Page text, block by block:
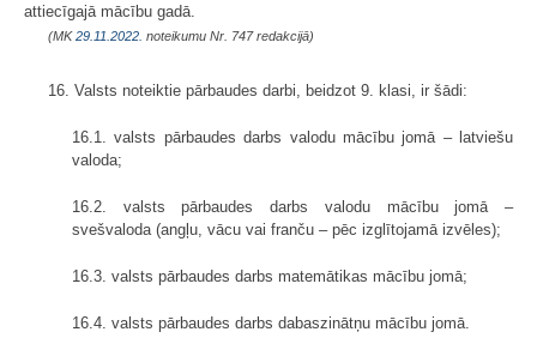
attiecīgajā mācību gadā.
(MK29.11.2022. noteikumu Nr. 747 redakcijā)
16. Valsts noteiktie pārbaudes darbi, beidzot 9. klasi, ir šādi:
16.1. valsts pārbaudes darbs valodu mācību jomā – latviešu
valoda;
16.2. valsts pārbaudes darbs valodu mācību jomā –
svešvaloda (angļu, vācu vai franču – pēc izglītojamā izvēles);
16.3. valsts pārbaudes darbs matemātikas mācību jomā;
16.4. valsts pārbaudes darbs dabaszinātņu mācību jomā.